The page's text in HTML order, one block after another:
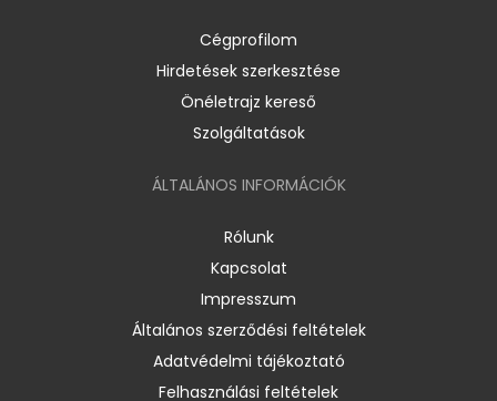
Cégprofilom
Hirdetések szerkesztése
Önéletrajz kereső
Szolgáltatások
ÁLTALÁNOS INFORMÁCIÓK
Rólunk
Kapcsolat
Impresszum
Általános szerződési feltételek
Adatvédelmi tájékoztató
Felhasználási feltételek